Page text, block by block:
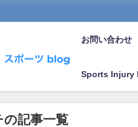
お問い合わせ
Sports Injury
の記事一覧